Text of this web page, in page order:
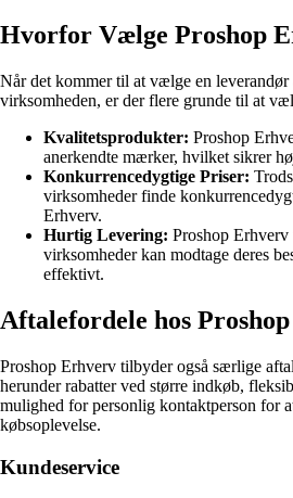
Hvorfor Vælge Proshop
Når det kommer til at vælge en
virksomheden, er der flere grunde til at
Kvalitetsprodukter: Proshop
anerkendte mærker, hvilket sikrer
Konkurrencedygtige Priser:
virksomheder finde
Erhverv.
Hurtig Levering: Proshop
virksomheder kan modtage deres
effektivt.
Aftalefordele hos
Proshop Erhverv tilbyder også særlige
herunder rabatter ved større indkøb,
mulighed for personlig kontaktperson for
købsoplevelse.
Kundeservice